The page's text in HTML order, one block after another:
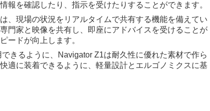
報を確認したり、指示を受けたりすることができます。
、現場の状況をリアルタイムで共有する機能を備えてい
門家と映像を共有し、即座にアドバイスを受けることが
ードが向上します。
きるように、Navigator Z1は耐久性に優れた素材で作ら
適に装着できるように、軽量設計とエルゴノミクスに基